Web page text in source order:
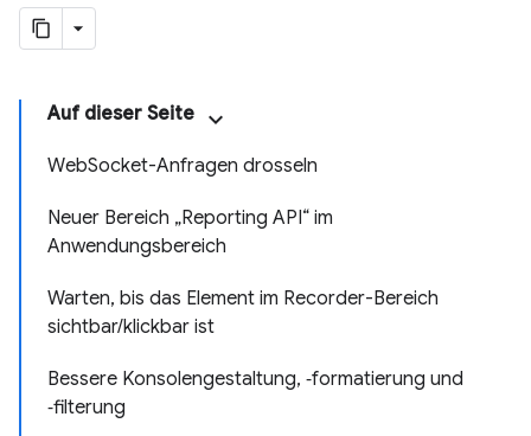
Auf dieser Seite
WebSocket-Anfragen drosseln
Neuer Bereich „Reporting API“ im
Anwendungsbereich
Warten, bis das Element im Recorder-Bereich
sichtbar/klickbar ist
Bessere Konsolengestaltung, ‑formatierung und
‑filterung